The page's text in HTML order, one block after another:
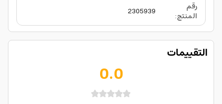
رقم
المنتج:
2305939
التقييمات
0.0